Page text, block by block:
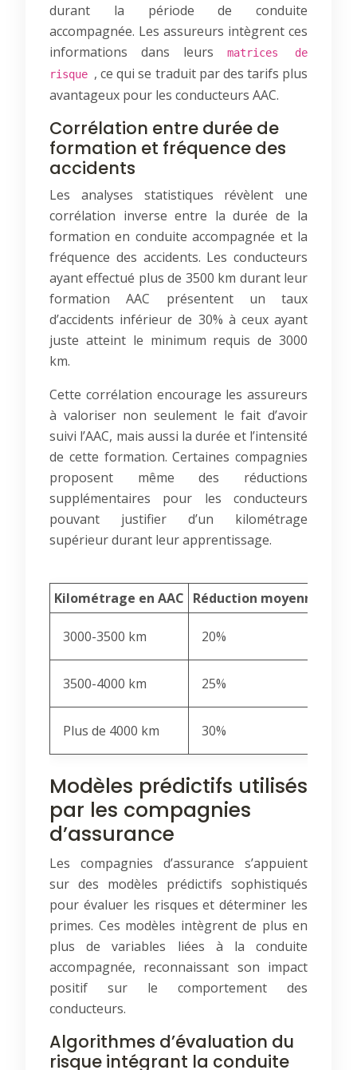
durant la période de conduite
accompagnée. Les assureurs intègrent ces
informations dans leurs
matrices de
risque , ce qui se traduit par des tarifs plus
avantageux pour les conducteurs AAC.
Corrélation entre durée de
formation et fréquence des
accidents
Les analyses statistiques révèlent une
corrélation inverse entre la durée de la
formation en conduite accompagnée et la
fréquence des accidents. Les conducteurs
ayant effectué plus de 3500 km durant leur
formation AAC présentent un taux
d’accidents inférieur de 30% à ceux ayant
juste atteint le minimum requis de 3000
km.
Cette corrélation encourage les assureurs
à valoriser non seulement le fait d’avoir
suivi l’AAC, mais aussi la durée et l’intensité
de cette formation. Certaines compagnies
proposent même des réductions
supplémentaires pour les conducteurs
pouvant justifier d’un kilométrage
supérieur durant leur apprentissage.
Kilométrage en AAC Réduction moyenne du
3000-3500 km 20%
3500-4000 km 25%
Plus de 4000 km 30%
Modèles prédictifs utilisés
par les compagnies
d’assurance
Les compagnies d’assurance s’appuient
sur des modèles prédictifs sophistiqués
pour évaluer les risques et déterminer les
primes. Ces modèles intègrent de plus en
plus de variables liées à la conduite
accompagnée, reconnaissant son impact
positif sur le comportement des
conducteurs.
Algorithmes d’évaluation du
risque intégrant la conduite